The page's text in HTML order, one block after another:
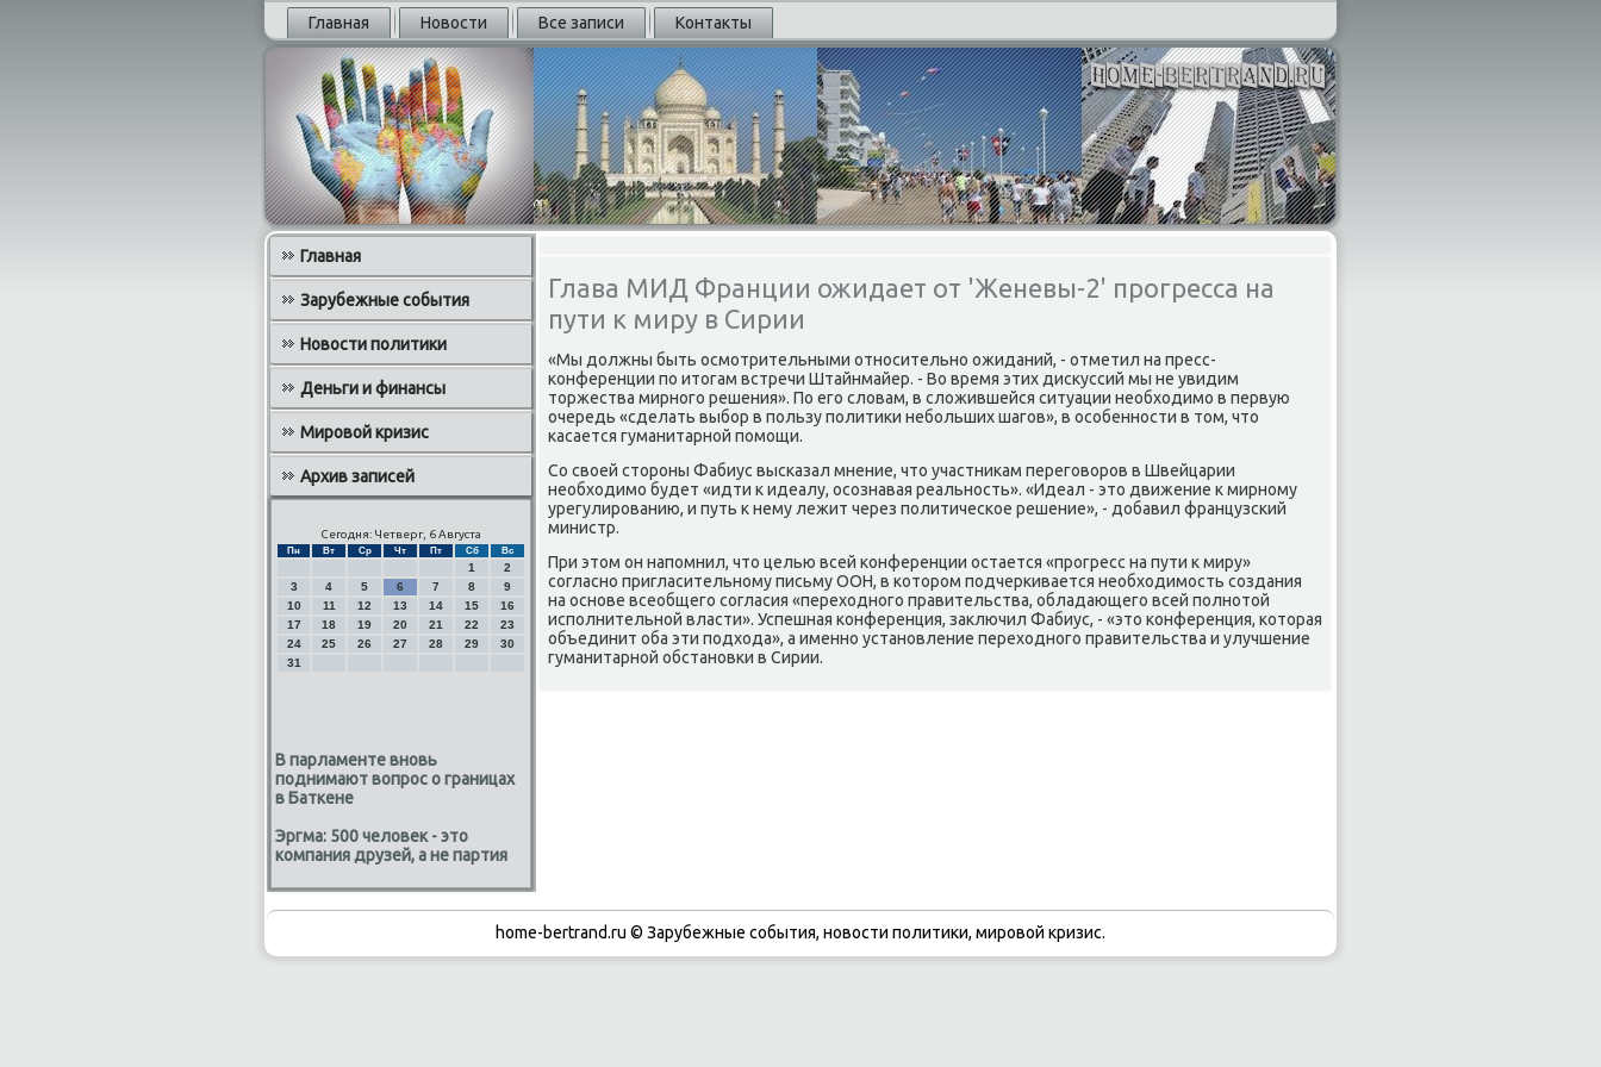
Главная Новости Все записи Контакты
Главная
Зарубежные события
Новости политики
Деньги и финансы
Мировой кризис
Архив записей
Сегодня: Четверг, 6 Августа
Пн Вт Ср Чт Пт Сб Вс
1
2
3
4 5 6 7 8
9
10
11 12 13 14 15
16
17
18 19 20 21 22
23
24
25 26 27 28 29
30
31
В парламенте вновь
поднимают вопрос о границах
в Баткене
Эргма: 500 человек - это
компания друзей, а не партия
Глава МИД Франции ожидает от 'Женевы-2' прогресса на
пути к миру в Сирии
«Мы должны быть осмотрительными относительно ожиданий, - отметил на пресс-
конференции по итогам встречи Штайнмайер. - Во время этих дискуссий мы не увидим
торжества мирного решения». По его словам, в сложившейся ситуации необходимо в первую
очередь «сделать выбор в пользу политики небольших шагов», в особенности в том, что
касается гуманитарной помощи.
Со своей стороны Фабиус высказал мнение, что участникам переговоров в Швейцарии
необходимо будет «идти к идеалу, осознавая реальность». «Идеал - это движение к мирному
урегулированию, и путь к нему лежит через политическое решение», - добавил французский
министр.
При этом он напомнил, что целью всей конференции остается «прогресс на пути к миру»
согласно пригласительному письму ООН, в котором подчеркивается необходимость создания
на основе всеобщего согласия «переходного правительства, обладающего всей полнотой
исполнительной власти». Успешная конференция, заключил Фабиус, - «это конференция, которая
объединит оба эти подхода», а именно установление переходного правительства и улучшение
гуманитарной обстановки в Сирии.
home-bertrand.ru © Зарубежные события, новости политики, мировой кризис.